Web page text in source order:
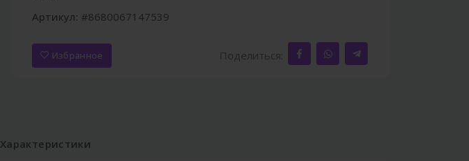
Артикул: #8680067147539
Избранное Поделиться:
Характеристики